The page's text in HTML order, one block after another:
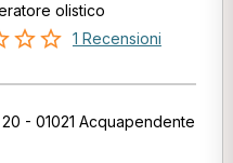
olistico
1 Recensioni
- 01021 Acquapendente